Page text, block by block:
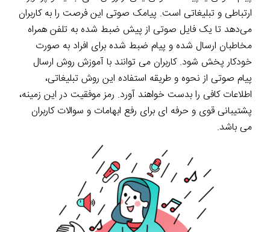
ارتباطی و تبلیغاتی است. پیامک صوتی این فرصت را به کاربران
می‌دهد تا یک فایل صوتی از پیش ضبط شده به تلفن همراه
مخاطبان ارسال شده و پیام ضبط شده برای افراد به صورت
خودکار پخش شود. کاربران می توانند با آموزش روش ارسال
پیام صوتی از نحوه و طریقه استفاده این روش تبلیغاتی،
اطلاعات کافی را بدست خواهند آورد. رمز موفقیت در این زمینه،
پشتیبانی قوی و حرفه ای برای رفع ابهامات و سوالات کاربران
می باشد.